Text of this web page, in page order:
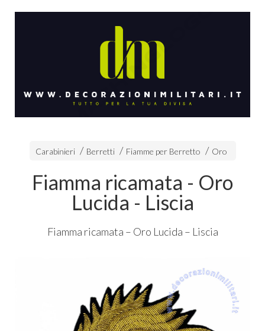
Carabinieri Berretti Fiamme per Berretto Oro
Fiamma ricamata - Oro
Lucida - Liscia
Fiamma ricamata – Oro Lucida – Liscia